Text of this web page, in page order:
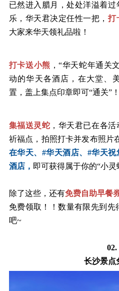
已然进入腊月，处处洋溢着
乐，华天君决定任性一把， 打
大家来华天领礼品啦！
打卡送小熊 ，“华天蛇年通关
动的华天各酒店，在大堂、
置，盖上集点印章即可“通关”
集福送灵蛇 ，华天君已在各
祈福点，拍照打卡并发布照片
在华天、#华天酒店、#华天
酒店， 即可获得属于你的“小灵
除了这些，还有免费自助早餐
免费领取！！数量有限先到先
吧~
02.
长沙景点